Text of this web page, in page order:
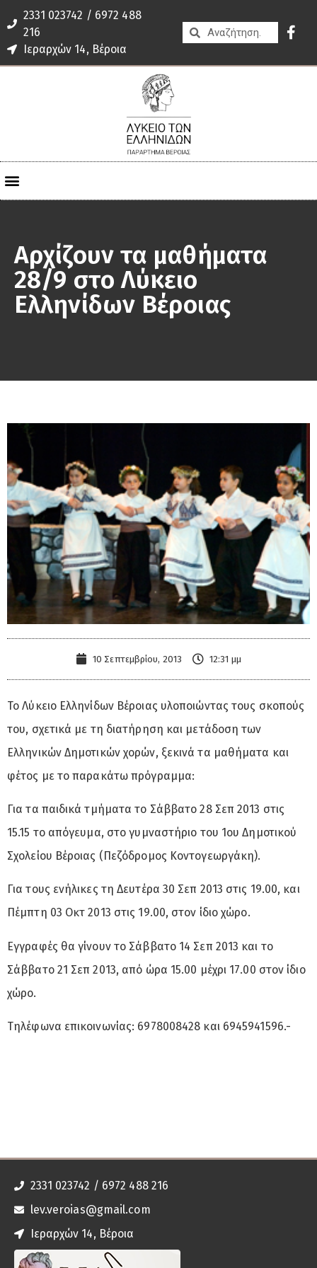
2331 023742 / 6972 488
216
Ιεραρχών 14, Βέροια
Αρχίζουν τα μαθήματα
28/9 στο Λύκειο
Ελληνίδων Βέροιας
10 Σεπτεμβρίου, 2013 12:31 μμ
Το Λύκειο Ελληνίδων Βέροιας υλοποιώντας τους σκοπούς
του, σχετικά με τη διατήρηση και μετάδοση των
Ελληνικών Δημοτικών χορών, ξεκινά τα μαθήματα και
φέτος με το παρακάτω πρόγραμμα:
Για τα παιδικά τμήματα το Σάββατο 28 Σεπ 2013 στις
15.15 το απόγευμα, στο γυμναστήριο του 1ου Δημοτικού
Σχολείου Βέροιας (Πεζόδρομος Κοντογεωργάκη).
Για τους ενήλικες τη Δευτέρα 30 Σεπ 2013 στις 19.00, και
Πέμπτη 03 Οκτ 2013 στις 19.00, στον ίδιο χώρο.
Εγγραφές θα γίνουν το Σάββατο 14 Σεπ 2013 και το
Σάββατο 21 Σεπ 2013, από ώρα 15.00 μέχρι 17.00 στον ίδιο
χώρο.
Τηλέφωνα επικοινωνίας: 6978008428 και 6945941596.-
2331 023742 / 6972 488 216
lev.veroias@gmail.com
Ιεραρχών 14, Βέροια